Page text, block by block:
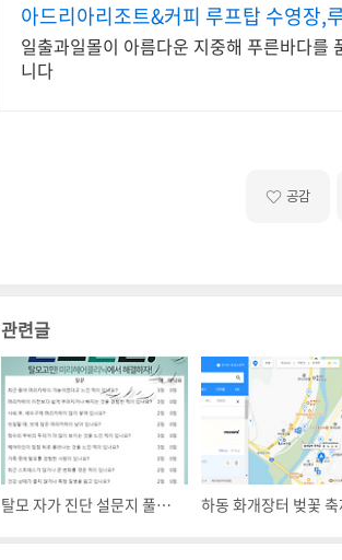
아드리아리조트&커피 루프탑 수영장,
일출과일몰이 아름다운 지중해 푸른바다를 품
니다
공감
관련글
탈모 자가 진단 설문지 풀고 지긋지긋한 탈모 미리미리 예방하세요